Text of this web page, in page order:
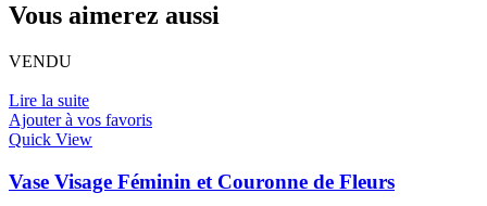
Vous aimerez aussi
VENDU
Lire la suite
Ajouter à vos favoris
Quick View
Vase Visage Féminin et Couronne de Fleurs